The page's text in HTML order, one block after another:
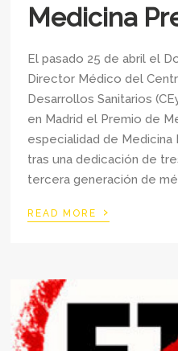
Medicina
El pasado 25 de abril el
Director Médico del
Desarrollos Sanitarios
en Madrid el Premio de
especialidad de Medicina
tras una dedicación de
tercera generación de
READ MORE ›